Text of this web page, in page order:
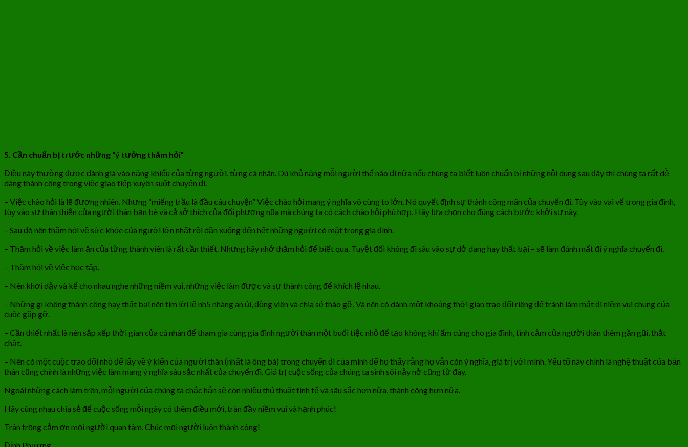
5. Cần chuẩn bị trước những “ý tưởng thăm hỏi”
Điều này thường được đánh giá vào năng khiếu của từng người, từng cá nhân. Dù khả năng mỗi người thế nào đi nữa nếu chúng ta biết luôn chuẩn bị những nội dung sau đây thì chúng ta rất dễ
dàng thành công trong việc giao tiếp xuyên suốt chuyến đi.
– Việc chào hỏi là lẽ đương nhiên. Nhưng “miếng trầu là đầu câu chuyện” Việc chào hỏi mang ý nghĩa vô cùng to lớn. Nó quyết định sự thành công mãn của chuyến đi. Tùy vào vai vế trong gia đình,
tùy vào sự thân thiện của người thân bạn bè và cả sở thích của đối phương nũa mà chúng ta có cách chào hỏi phù hợp. Hãy lựa chọn cho đúng cách bước khởi sự này.
– Sau đó nên thăm hỏi về sức khỏe của người lớn nhất rồi dần xuống đến hết những người có mặt trong gia đình.
– Thăm hỏi về việc làm ăn của từng thành viên là rất cần thiết. Nhưng hãy nhớ thăm hỏi để biết qua. Tuyệt đối không đi sâu vào sự dở dang hay thất bại – sẽ làm đánh mất đi ý nghĩa chuyến đi.
– Thăm hỏi về việc học tập.
– Nên khơi dậy và kể cho nhau nghe những niềm vui, những việc làm được và sự thành công để khích lệ nhau.
– Những gì không thành công hay thất bại nên tìm lời lẽ nh5 nhàng an ủi, động viên và chia sẻ tháo gỡ, Và nên có dành một khoảng thời gian trao đổi riêng để tránh làm mất đi niềm vui chung của
cuộc gặp gỡ.
– Cần thiết nhất là nên sắp xếp thời gian của cá nhân để tham gia cùng gia đình người thân một buổi tiệc nhỏ để tạo không khí ấm cúng cho gia đình, tình cảm của người thân thêm gần gũi, thắt
chặt.
– Nên có một cuộc trao đổi nhỏ để lấy về ý kiến của người thân (nhất là ông bà) trong chuyến đi của mình để họ thấy rằng họ vẫn còn ý nghĩa, giá trị với mình. Yếu tố này chính là nghệ thuật của bản
thân cũng chính là những việc làm mang ý nghĩa sâu sắc nhất của chuyến đi. Giá trị cuộc sống của chúng ta sinh sôi nảy nở cũng từ đây.
Ngoài những cách làm trên, mỗi người của chúng ta chắc hẵn sẽ còn nhiều thủ thuật tinh tế và sâu sắc hơn nữa, thành công hơn nữa.
Hãy cùng nhau chia sẻ để cuộc sống mỗi ngày có thêm điều mới, tràn đầy niềm vui và hạnh phúc!
Trân trọng cảm ơn mọi người quan tâm. Chúc mọi người luôn thành công!